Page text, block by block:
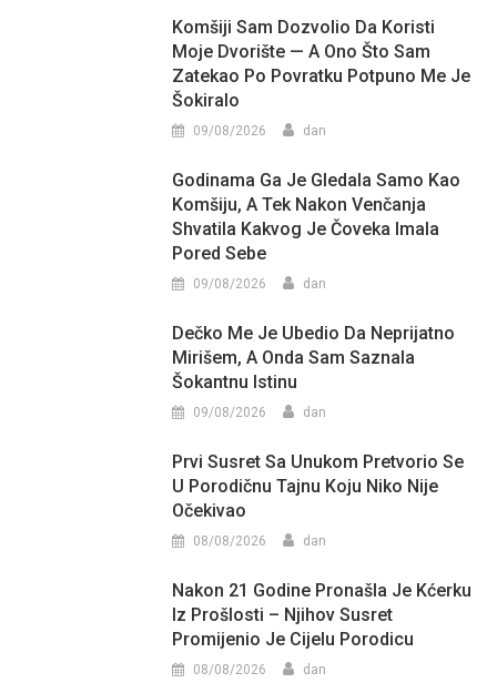
Komšiji Sam Dozvolio Da Koristi
Moje Dvorište — A Ono Što Sam
Zatekao Po Povratku Potpuno Me Je
Šokiralo
09/08/2026 dan
Godinama Ga Je Gledala Samo Kao
Komšiju, A Tek Nakon Venčanja
Shvatila Kakvog Je Čoveka Imala
Pored Sebe
09/08/2026 dan
Dečko Me Je Ubedio Da Neprijatno
Mirišem, A Onda Sam Saznala
Šokantnu Istinu
09/08/2026 dan
Prvi Susret Sa Unukom Pretvorio Se
U Porodičnu Tajnu Koju Niko Nije
Očekivao
08/08/2026 dan
Nakon 21 Godine Pronašla Je Kćerku
Iz Prošlosti – Njihov Susret
Promijenio Je Cijelu Porodicu
08/08/2026 dan